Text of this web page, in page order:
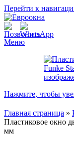
Перейти к
Меню
Нажмите, чтобы
Главная страница »
Пластиковое окно
мм